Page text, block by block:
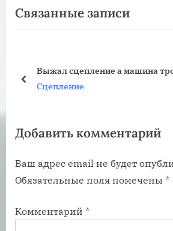
ы
д
а
а
и
с
:
е
д
з
п
и
ь
Связанные записи
Выжал сцепление а машина
Сцепление
пред
Добавить комментарий
Ваш адрес email не будет
Обязательные поля помечены *
Комментарий *